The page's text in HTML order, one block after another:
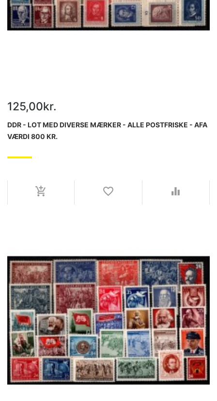
125,00kr.
DDR - LOT MED DIVERSE MÆRKER - ALLE POSTFRISKE - AFA
VÆRDI 800 KR.